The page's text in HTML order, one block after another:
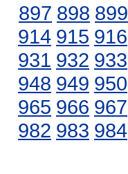
897 898 899
914 915 916
931 932 933
948 949 950
965 966 967
982 983 984